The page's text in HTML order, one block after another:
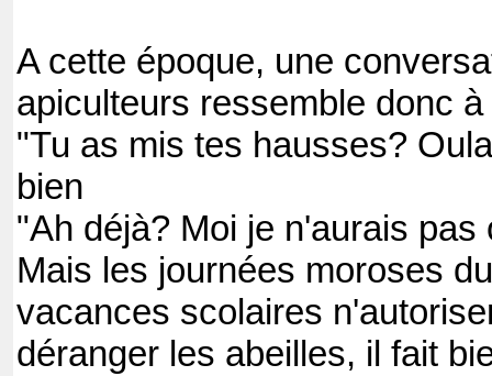
A cette époque, une
apiculteurs ressemble donc à
"Tu as mis tes hausses?
bien
"Ah déjà? Moi je n'aurais pas
Mais les journées moroses
vacances scolaires
déranger les abeilles, il fait